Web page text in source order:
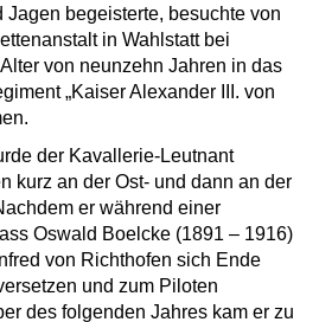
begeisterte, besuchte von
in Wahlstatt bei
von neunzehn Jahren in das
„Kaiser Alexander III. von
der Kavallerie-Leutnant
kurz an der Ost- und dann an der
er während einer
Oswald Boelcke (1891 – 1916)
von Richthofen sich Ende
und zum Piloten
des folgenden Jahres kam er zu